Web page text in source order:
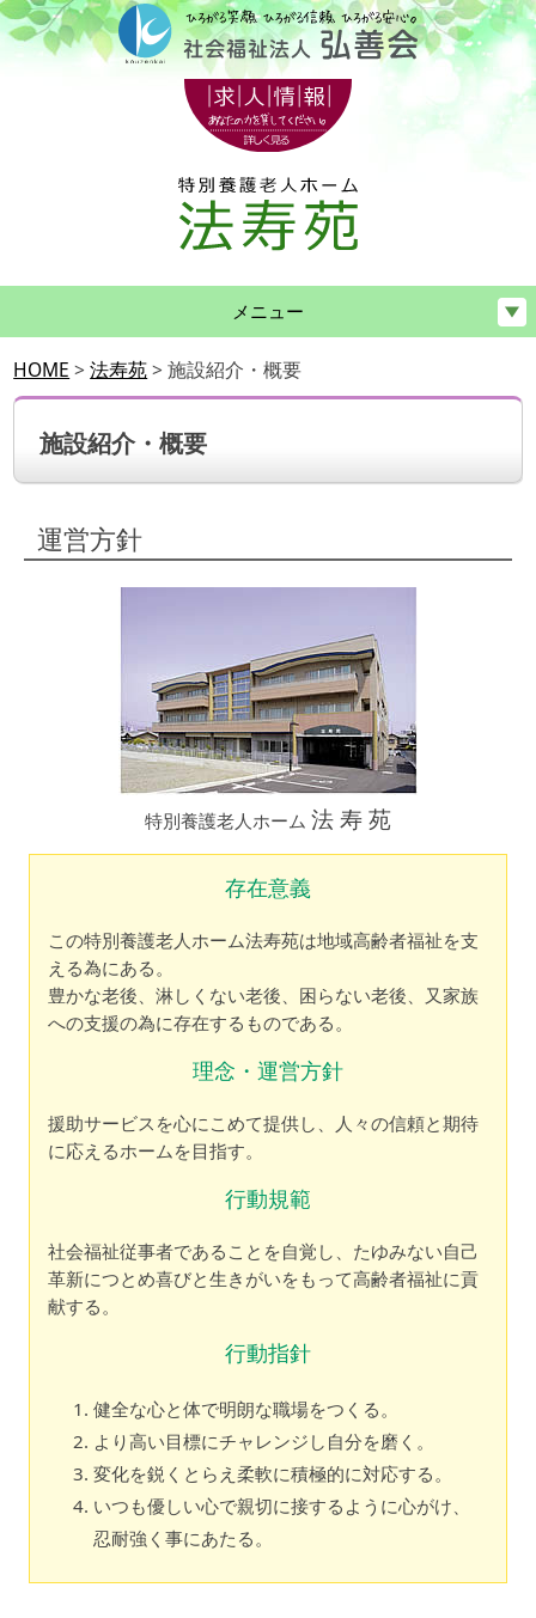
メニュー
HOME >法寿苑>施設紹介・概要
施設紹介・概要
運営方針
特別養護老人ホーム 法 寿 苑
存在意義
この特別養護老人ホーム法寿苑は地域高齢者福祉を支
える為にある。
豊かな老後、淋しくない老後、困らない老後、又家族
への支援の為に存在するものである。
理念・運営方針
援助サービスを心にこめて提供し、人々の信頼と期待
に応えるホームを目指す。
行動規範
社会福祉従事者であることを自覚し、たゆみない自己
革新につとめ喜びと生きがいをもって高齢者福祉に貢
献する。
行動指針
健全な心と体で明朗な職場をつくる。
より高い目標にチャレンジし自分を磨く。
変化を鋭くとらえ柔軟に積極的に対応する。
いつも優しい心で親切に接するように心がけ、
忍耐強く事にあたる。